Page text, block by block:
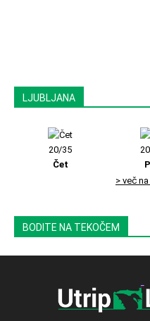
LJUBLJANA
20/35
Čet
> več
BODITE NA TEKOČEM